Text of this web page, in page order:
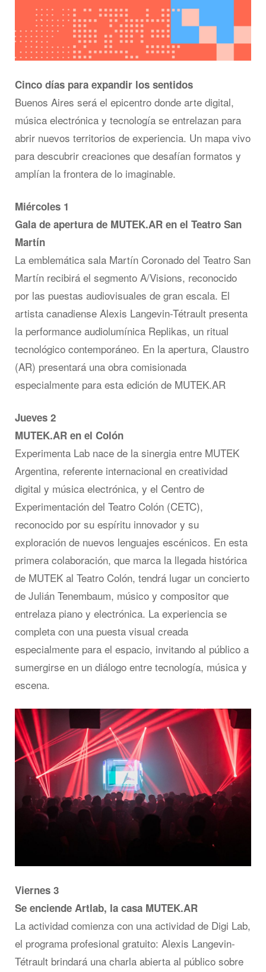
Cinco días para expandir los sentidos
Buenos Aires será el epicentro donde arte digital,
música electrónica y tecnología se entrelazan para
abrir nuevos territorios de experiencia. Un mapa vivo
para descubrir creaciones que desafían formatos y
amplían la frontera de lo imaginable.
Miércoles 1
Gala de apertura de MUTEK.AR en el Teatro San
Martín
La emblemática sala Martín Coronado del Teatro San
Martín recibirá el segmento A/Visions, reconocido
por las puestas audiovisuales de gran escala. El
artista canadiense Alexis Langevin-Tétrault presenta
la performance audiolumínica Replikas, un ritual
tecnológico contemporáneo. En la apertura, Claustro
(AR) presentará una obra comisionada
especialmente para esta edición de MUTEK.AR
Jueves 2
MUTEK.AR en el Colón
Experimenta Lab nace de la sinergia entre MUTEK
Argentina, referente internacional en creatividad
digital y música electrónica, y el Centro de
Experimentación del Teatro Colón (CETC),
reconocido por su espíritu innovador y su
exploración de nuevos lenguajes escénicos. En esta
primera colaboración, que marca la llegada histórica
de MUTEK al Teatro Colón, tendrá lugar un concierto
de Julián Tenembaum, músico y compositor que
entrelaza piano y electrónica. La experiencia se
completa con una puesta visual creada
especialmente para el espacio, invitando al público a
sumergirse en un diálogo entre tecnología, música y
escena.
Viernes 3
Se enciende Artlab, la casa MUTEK.AR
La actividad comienza con una actividad de Digi Lab,
el programa profesional gratuito: Alexis Langevin-
Tétrault brindará una charla abierta al público sobre